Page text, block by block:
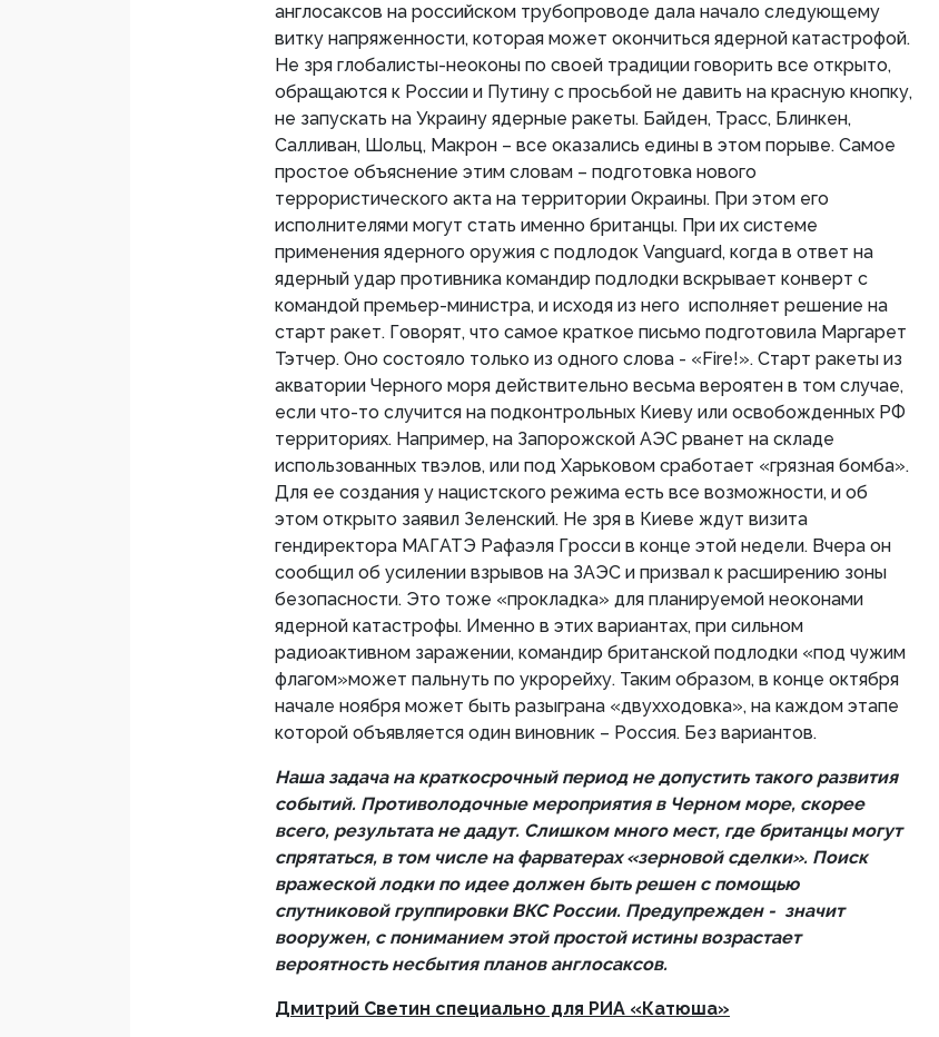
англосаксов на российском трубопроводе дала начало следующему
витку напряженности, которая может окончиться ядерной катастрофой.
Не зря глобалисты-неоконы по своей традиции говорить все открыто,
обращаются к России и Путину с просьбой не давить на красную кнопку,
не запускать на Украину ядерные ракеты. Байден, Трасс, Блинкен,
Салливан, Шольц, Макрон – все оказались едины в этом порыве. Самое
простое объяснение этим словам – подготовка нового
террористического акта на территории Окраины. При этом его
исполнителями могут стать именно британцы. При их системе
применения ядерного оружия с подлодок Vanguard, когда в ответ на
ядерный удар противника командир подлодки вскрывает конверт с
командой премьер-министра, и исходя из него исполняет решение на
старт ракет. Говорят, что самое краткое письмо подготовила Маргарет
Тэтчер. Оно состояло только из одного слова - «Fire!». Старт ракеты из
акватории Черного моря действительно весьма вероятен в том случае,
если что-то случится на подконтрольных Киеву или освобожденных РФ
территориях. Например, на Запорожской АЭС рванет на складе
использованных твэлов, или под Харьковом сработает «грязная бомба».
Для ее создания у нацистского режима есть все возможности, и об
этом открыто заявил Зеленский. Не зря в Киеве ждут визита
гендиректора МАГАТЭ Рафаэля Гросси в конце этой недели. Вчера он
сообщил об усилении взрывов на ЗАЭС и призвал к расширению зоны
безопасности. Это тоже «прокладка» для планируемой неоконами
ядерной катастрофы. Именно в этих вариантах, при сильном
радиоактивном заражении, командир британской подлодки «под чужим
флагом»может пальнуть по укрорейху. Таким образом, в конце октября
начале ноября может быть разыграна «двухходовка», на каждом этапе
которой объявляется один виновник – Россия. Без вариантов.
Наша задача на краткосрочный период не допустить такого развития
событий. Противолодочные мероприятия в Черном море, скорее
всего, результата не дадут. Слишком много мест, где британцы могут
спрятаться, в том числе на фарватерах «зерновой сделки». Поиск
вражеской лодки по идее должен быть решен с помощью
спутниковой группировки ВКС России. Предупрежден - значит
вооружен, с пониманием этой простой истины возрастает
вероятность несбытия планов англосаксов.
Дмитрий Светин специально для РИА «Катюша»